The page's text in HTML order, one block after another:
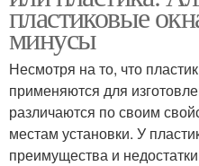
пластиковые
минусы
Несмотря на то, что
применяются для
различаются по своим
местам установки. У
преимущества и